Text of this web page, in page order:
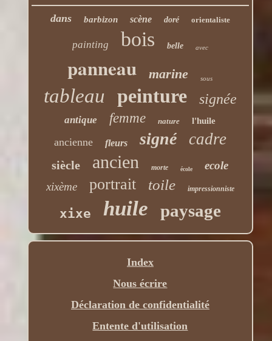
dans barbizon scène doré orientaliste
painting bois belle avec
panneau marine sous
tableau peinture signée
antique femme nature l'huile
ancienne fleurs signé cadre
siècle ancien morte école
ecole
xixème
portrait toile impressionniste
xixe huile paysage
Index
Nous écrire
Déclaration de confidentialité
Entente d'utilisation